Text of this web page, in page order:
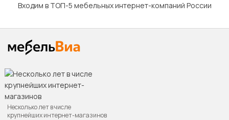
Входим в ТОП-5 мебельных интернет-компаний России
Несколько лет в числе
крупнейших интернет-магазинов